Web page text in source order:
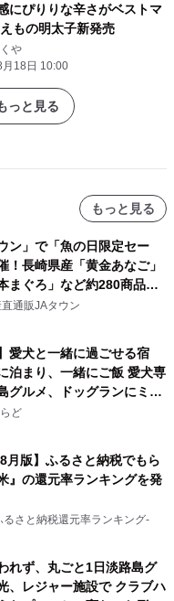
にぴりりな辛さがベストマ
もの明太子新発売
や
18日 10:00
っと見る
もっと見る
ン」で「魚の日限定セー
！長崎県産「黄金あなご」
まぐろ」など約280商品を
月１０日の定例企画～
通販JAタウン
愛犬と一緒に過ごせる宿
泊まり、一緒にご飯 愛犬専
グルメ、ドッグランにミニ
ンピングとトレーラーハウ
ど
8月版】ふるさと納税でもら
』の還元率ランキングを発
るさと納税還元率ランキング-
れず、丸ごと1日淡路島グ
、レジャー施設で クラブハ